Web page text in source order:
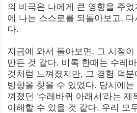
의 비극은 나에게 큰 영향을 주
에 나는 스스로를 되돌아보고,
다.
지금에 와서 돌아보면, 그 시절
만든 것 같다. 비록 한때는 수레
것처럼 느껴졌지만, 그 경험 덕
방향을 찾을 수 있었다. 당시에
껴졌던 '수레바퀴 아래서'라는 제
이해할 수 있을 것 같다. 우리 모